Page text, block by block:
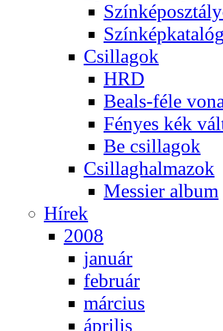
Csil­la­gok
HRD
Be­als-fé­le
Fé­nyes kék
Be csil­la­gok
Csil­lag­hal­ma­zok
Mes­si­er al­bum
Hí­rek
2008
ja­nu­ár
feb­ru­ár
már­ci­us
áp­ri­lis